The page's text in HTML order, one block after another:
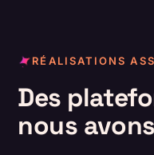
RÉALISATIONS
Des
nous